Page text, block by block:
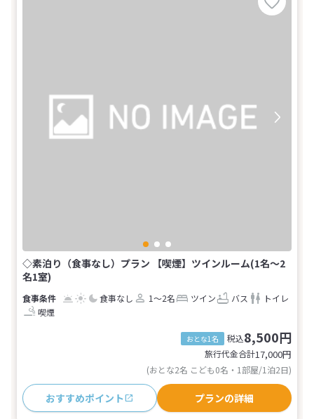
◇素泊り（食事なし）プラン 【喫煙】ツインルーム(1名～2
名1室)
食事なし 1～2名 ツイン バス
トイレ
喫煙
おとな1名 税込8,500円
旅行代金合計17,000円
(おとな2名 こども0名・1部屋/1泊2日)
おすすめポイント プランの詳細